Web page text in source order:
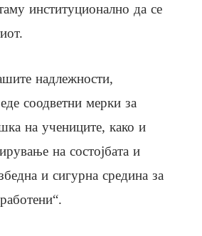
институционално да се
надлежности,
соодветни мерки за
на учениците, како и
на состојбата и
и сигурна средина за